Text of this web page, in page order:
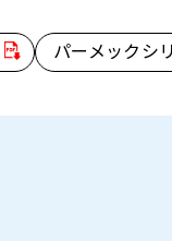
パーメックシ